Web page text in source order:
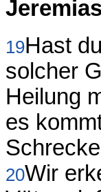
19Hast
solcher
Heilung
es
20Wir